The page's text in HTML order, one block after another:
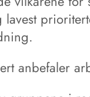
anbefaler